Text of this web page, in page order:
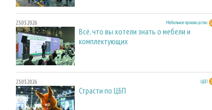
23.03.2026 Мебельное производство
Всё, что вы хотели знать о мебели и
комплектующих
23.03.2026 ЦБП
Страсти по ЦБП